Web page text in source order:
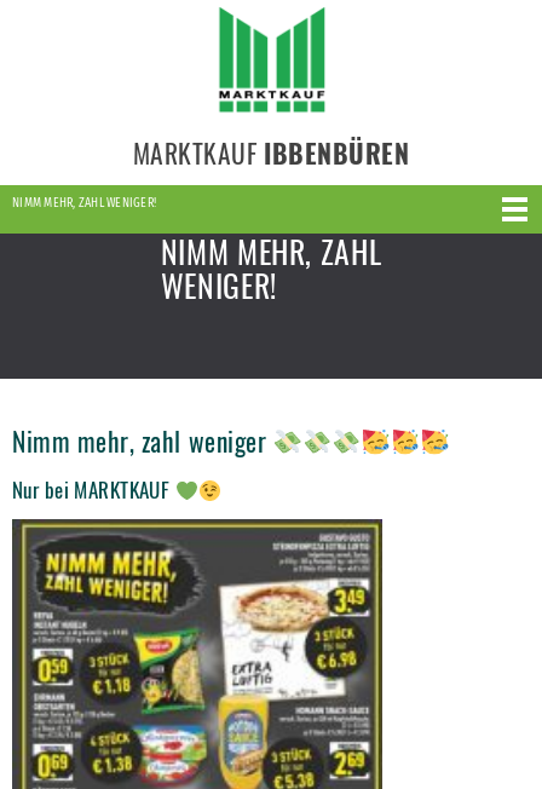
MARKTKAUF IBBENBÜREN
NIMM MEHR, ZAHL WENIGER!
NIMM MEHR, ZAHL
WENIGER!
Nimm mehr, zahl weniger
Nur bei MARKTKAUF